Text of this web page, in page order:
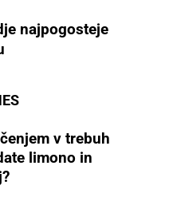
najpogosteje
v trebuh
limono in